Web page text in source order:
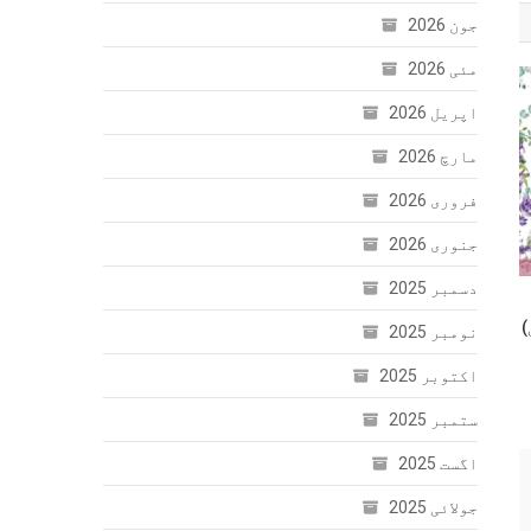
جون 2026
مئی 2026
اپریل 2026
مارچ 2026
فروری 2026
جنوری 2026
دسمبر 2025
نومبر 2025
اکتوبر 2025
ستمبر 2025
اگست 2025
جولائی 2025